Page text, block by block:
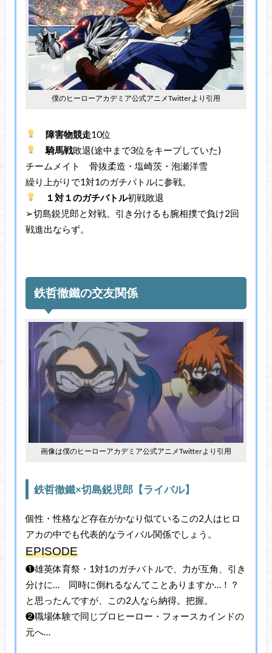
僕のヒーローアカデミア公式アニメTwitterより引用
障害物競走10位
騎馬戦敗退(途中まで3位をキープしていた)
チームメイト 骨抜柔造・塩崎茨・泡瀬洋雪
繰り上がりで1対1のガチバトルに参戦。
１対１のガチバトル初戦敗退
➢切島鋭児郎と対戦。引き分けるも腕相撲で負け2回
戦進出ならず。
鉄哲徹鐵の交友関係
画像は僕のヒーローアカデミア公式アニメTwitterより引用
鉄哲徹鐵×切島鋭児郎【ライバル】
個性・性格など存在がかなり似ているこの2人はヒロ
アカの中でも代表的なライバル関係でしょう。
EPISODE
❶雄英体育祭・1対1のガチバトルで、力が互角、引き
分けに… 同時に倒れるなんてことありますか…！？
と思ったんですが、この2人なら納得。把握。
❷職場体験で同じプロヒーロー・フォースカインドの
元へ…